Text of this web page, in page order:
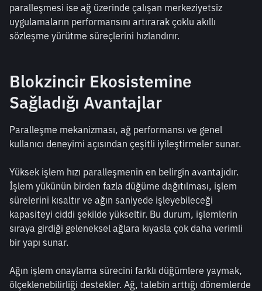
paralleşmesi ise ağ üzerinde çalışan merkeziyetsiz
uygulamaların performansını artırarak çoklu akıllı
sözleşme yürütme süreçlerini hızlandırır.
Blokzincir Ekosistemine
Sağladığı Avantajlar
Paralleşme mekanizması, ağ performansı ve genel
kullanıcı deneyimi açısından çeşitli iyileştirmeler sunar.
Yüksek işlem hızı paralleşmenin en belirgin avantajıdır.
İşlem yükünün birden fazla düğüme dağıtılması, işlem
sürelerini kısaltır ve ağın saniyede işleyebileceği
kapasiteyi ciddi şekilde yükseltir. Bu durum, işlemlerin
sıraya girdiği geleneksel ağlara kıyasla çok daha verimli
bir yapı sunar.
Ağın işlem onaylama sürecini farklı düğümlere yaymak,
ölçeklenebilirliği destekler. Ağ, talebin arttığı dönemlerde